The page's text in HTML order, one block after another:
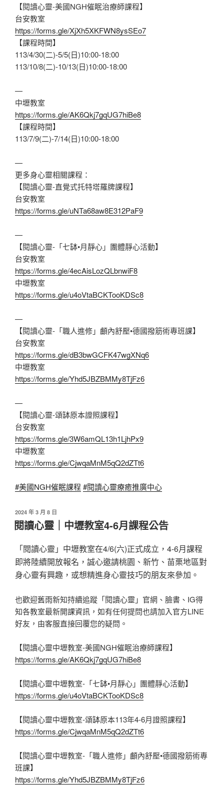
【閱讀心靈-美國NGH催眠治療師課程】
台安教室
https://forms.gle/XjXh5XKFWN8ysSEo7
【課程時間】
113/4/30(二)-5/5(日)10:00-18:00
113/10/8(二)-10/13(日)10:00-18:00
—
中壢教室
https://forms.gle/AK6Qkj7gqUG7hiBe8
【課程時間】
113/7/9(二)-7/14(日)10:00-18:00
—
更多身心靈相關課程：
【閱讀心靈-直覺式托特塔羅牌課程】
台安教室
https://forms.gle/uNTa68aw8E312PaF9
—
【閱讀心靈-「七缽•月靜心」團體靜心活動】
台安教室
https://forms.gle/4ecAisLozQLbnwiF8
中壢教室
https://forms.gle/u4oVtaBCKTooKDSc8
—
【閱讀心靈-「職人進修」顱內舒壓•德國撥筋術專班課】
台安教室
https://forms.gle/dB3bwGCFK47wgXNq6
中壢教室
https://forms.gle/Yhd5JBZBMMy8TjFz6
—
【閱讀心靈-頌缽原本證照課程】
台安教室
https://forms.gle/3W6amQL13h1LjhPx9
中壢教室
https://forms.gle/CjwqaMnM5qQ2dZTt6
#美國NGH催眠課程 #閱讀心靈療癒推廣中心
發
佈
於
2024 年 3 月 8 日
閱讀心靈｜中壢教室4-6月課程公告
「閱讀心靈」中壢教室在4/6(六)正式成立，4-6月課程
即將陸續開放報名，誠心邀請桃園、新竹、苗栗地區對
身心靈有興趣，或想精進身心靈技巧的朋友來參加。
也歡迎舊雨新知持續追蹤「閱讀心靈」官網、臉書、IG得
知各教室最新開課資訊，如有任何提問也請加入官方LINE
好友，由客服直接回覆您的疑問。
【閱讀心靈中壢教室-美國NGH催眠治療師課程】
https://forms.gle/AK6Qkj7gqUG7hiBe8
【閱讀心靈中壢教室-「七缽•月靜心」團體靜心活動】
https://forms.gle/u4oVtaBCKTooKDSc8
【閱讀心靈中壢教室-頌缽原本113年4-6月證照課程】
https://forms.gle/CjwqaMnM5qQ2dZTt6
【閱讀心靈中壢教室-「職人進修」顱內舒壓•德國撥筋術專
班課】
https://forms.gle/Yhd5JBZBMMy8TjFz6